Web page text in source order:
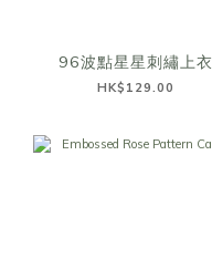
96波點星星刺繡上衣
HK$129.00